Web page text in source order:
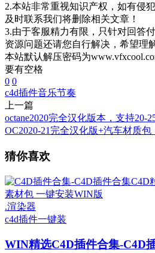
2.本站非常重视知识产权，如有侵
及时联系我们将删除相关文章！
3.由于客服精力有限，只针对回答
资源问题还请您自行解决，希望理
本站默认解压密码为
要有空格
0 0
c4d插件音乐节奏
上一篇
octane2020完全汉化版本，支持20-
OC2020-21完全汉化版+汽车材质包
猜你喜欢
.渲染器
c4d插件一键装
WIN精选C4D插件合集-C4D